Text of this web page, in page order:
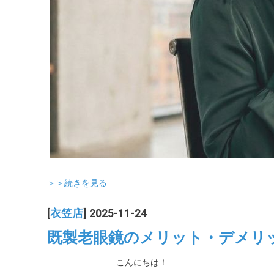
＞＞続きを見る
衣笠店 ] 2025-11-24
既製老眼鏡のメリット・デメリ
こんにちは！